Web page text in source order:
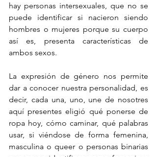
hay personas intersexuales, que no se
puede identificar si nacieron siendo
hombres o mujeres porque su cuerpo
así es, presenta características de
ambos sexos.
La expresión de género nos permite
dar a conocer nuestra personalidad, es
decir, cada una, uno, une de nosotres
aquí presentes eligió qué ponerse de
ropa hoy, cómo caminar, qué palabras
usar, si viéndose de forma femenina,
masculina o queer o personas binarias